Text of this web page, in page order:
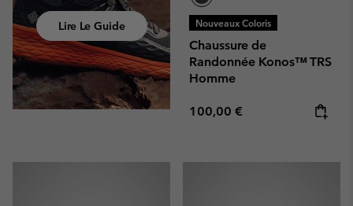
Lire Le Guide Nouveaux Coloris
Chaussure de
Randonnée Konos™ TRS
Homme
Regular price:
100,00 €